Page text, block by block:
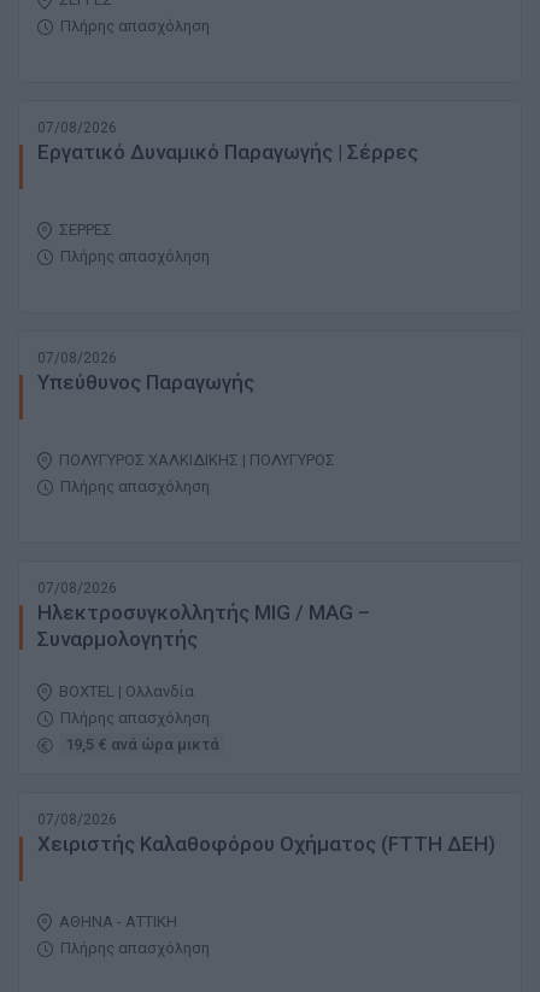
Πλήρης απασχόληση
07/08/2026
Εργατικό Δυναμικό Παραγωγής | Σέρρες
ΣΕΡΡΕΣ
Πλήρης απασχόληση
07/08/2026
Υπεύθυνος Παραγωγής
ΠΟΛΥΓΥΡΟΣ ΧΑΛΚΙΔΙΚΗΣ | ΠΟΛΥΓΥΡΟΣ
Πλήρης απασχόληση
07/08/2026
Ηλεκτροσυγκολλητής MIG / MAG –
Συναρμολογητής
BOXTEL | Ολλανδία
Πλήρης απασχόληση
19,5 € ανά ώρα μικτά
07/08/2026
Χειριστής Καλαθοφόρου Οχήματος (FTTH ΔΕΗ)
ΑΘΗΝΑ - ΑΤΤΙΚΗ
Πλήρης απασχόληση